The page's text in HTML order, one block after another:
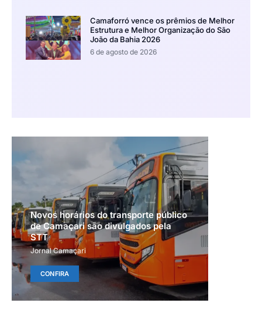
Camaforró vence os prêmios de Melhor
Estrutura e Melhor Organização do São
João da Bahia 2026
6 de agosto de 2026
Novos horários do transporte público
de Camaçari são divulgados pela
STT
Jornal Camaçari
CONFIRA